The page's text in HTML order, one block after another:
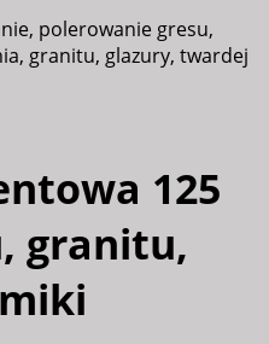
polerowanie gresu,
granitu, glazury, twardej
125
granitu,